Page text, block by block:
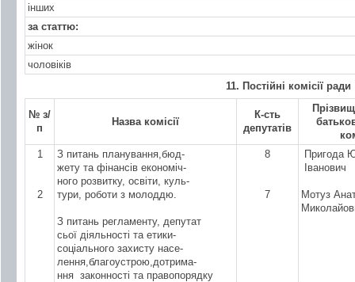
інших
за статтю:
жінок
чоловіків
11. Постійні комісії ради
№ з/
п
Назва комісії
К-сть
депутатів
1
2
З питань планування,бюд-
жету та фінансів економіч-
ного розвитку, освіти, куль-
тури, роботи з молоддю.
З питань регламенту, депутат
сьої діяльності та етики-
соціального захисту насе-
лення,благоустрою,дотрима-
ння законності та правопорядку
8
7
Пригода
Іванович
Мотуз